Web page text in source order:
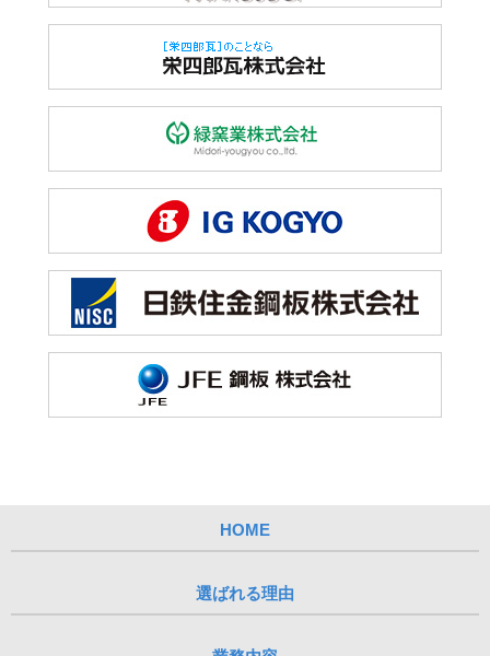
HOME
選ばれる理由